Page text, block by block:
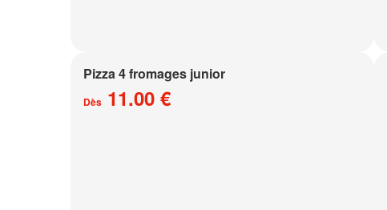
Pizza 4 fromages junior
Dès 11.00 €